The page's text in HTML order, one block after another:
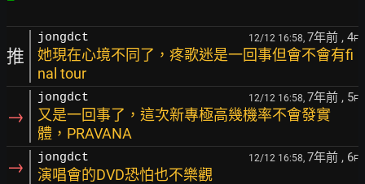
推
jongdct 12/12 16:58, 7年前 , 4F
她現在心境不同了，疼歌迷是一回事但會不會有fi
nal tour
→
jongdct 12/12 16:58, 7年前 , 5F
又是一回事了，這次新專極高幾機率不會發實
體，PRAVANA
→ jongdct 12/12 16:58, 7年前 , 6F
演唱會的DVD恐怕也不樂觀